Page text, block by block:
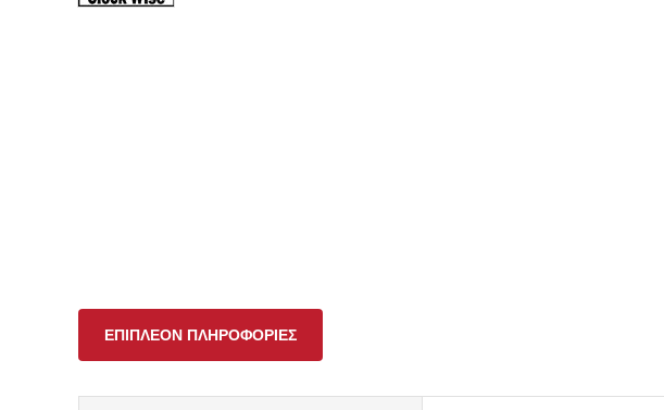
ΕΠΙΠΛΈΟΝ ΠΛΗΡΟΦΟΡΊΕΣ